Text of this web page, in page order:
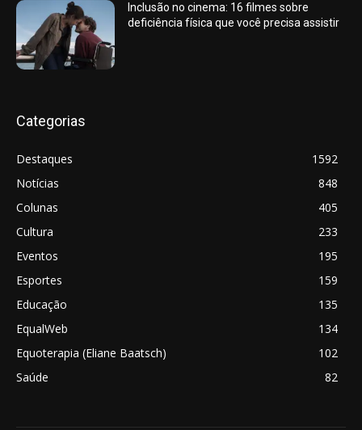
Inclusão no cinema: 16 filmes sobre
deficiência física que você precisa assistir
Categorias
Destaques
1592
Notícias
848
Colunas
405
Cultura
233
Eventos
195
Esportes
159
Educação
135
EqualWeb
134
Equoterapia (Eliane Baatsch)
102
Saúde
82